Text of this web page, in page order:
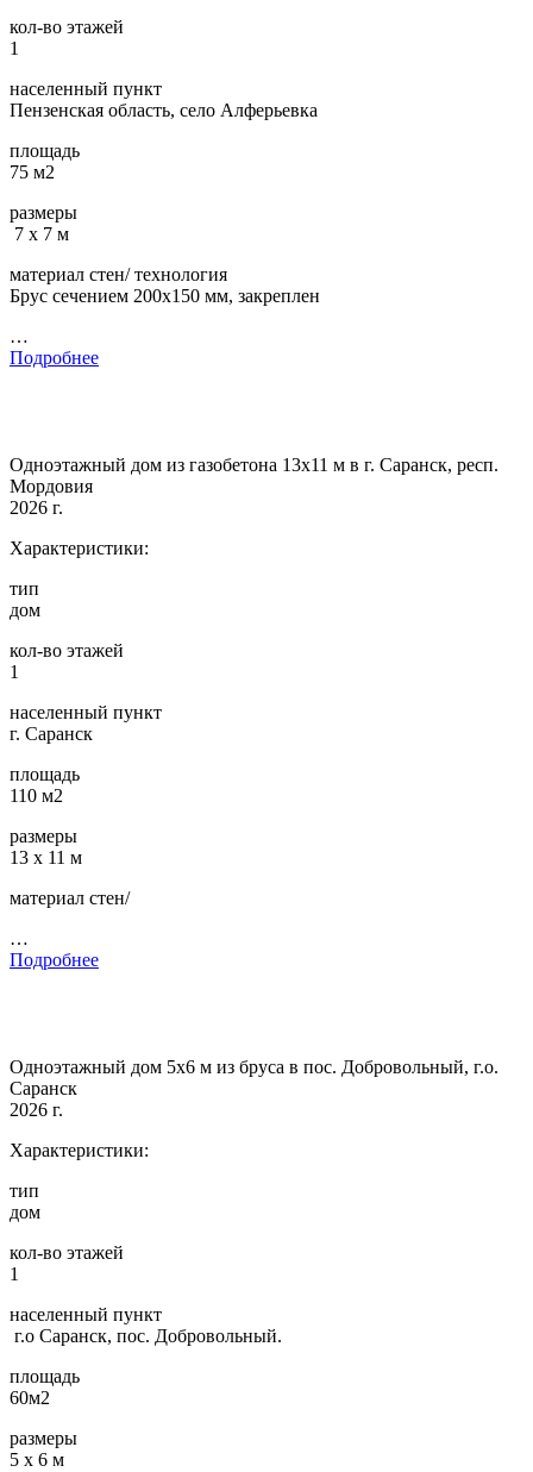
кол-во этажей
1
населенный пункт
Пензенская область, село Алферьевка
площадь
75 м2
размеры
7 х 7 м
материал стен/ технология
Брус сечением 200х150 мм, закреплен
…
Подробнее
Одноэтажный дом из газобетона 13х11 м в г. Саранск, респ.
Мордовия
2026 г.
Характеристики:
тип
дом
кол-во этажей
1
населенный пункт
г. Саранск
площадь
110 м2
размеры
13 х 11 м
материал стен/
…
Подробнее
Одноэтажный дом 5х6 м из бруса в пос. Добровольный, г.о.
Саранск
2026 г.
Характеристики:
тип
дом
кол-во этажей
1
населенный пункт
г.о Саранск, пос. Добровольный.
площадь
60м2
размеры
5 х 6 м